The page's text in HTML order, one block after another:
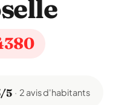
5 2 avis d'habitants